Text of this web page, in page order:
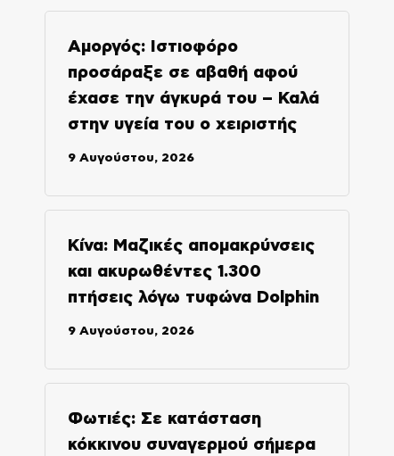
Αμοργός: Ιστιοφόρο
προσάραξε σε αβαθή αφού
έχασε την άγκυρά του – Καλά
στην υγεία του ο χειριστής
9 Αυγούστου, 2026
Κίνα: Μαζικές απομακρύνσεις
και ακυρωθέντες 1.300
πτήσεις λόγω τυφώνα Dolphin
9 Αυγούστου, 2026
Φωτιές: Σε κατάσταση
κόκκινου συναγερμού σήμερα